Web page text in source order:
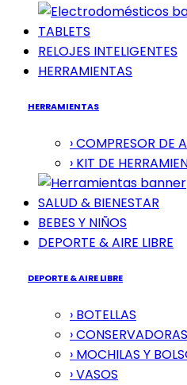
TABLETS
RELOJES INTELIGENTES
HERRAMIENTAS
HERRAMIENTAS
› COMPRESOR DE
› KIT DE
SALUD & BIENESTAR
BEBES Y NIÑOS
DEPORTE & AIRE LIBRE
DEPORTE & AIRE LIBRE
› BOTELLAS
› CONSERVADORAS
› MOCHILAS Y
› VASOS